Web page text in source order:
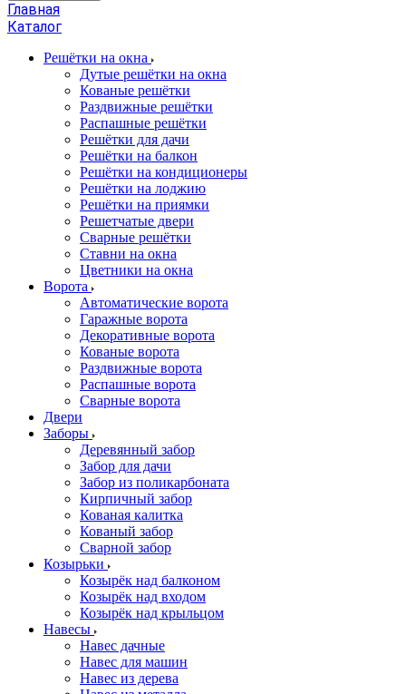
Главная
Каталог
Решётки на окна
Дутые решётки на окна
Кованые решётки
Раздвижные решётки
Распашные решётки
Решётки для дачи
Решётки на балкон
Решётки на кондиционеры
Решётки на лоджию
Решётки на приямки
Решетчатые двери
Сварные решётки
Ставни на окна
Цветники на окна
Ворота
Автоматические ворота
Гаражные ворота
Декоративные ворота
Кованые ворота
Раздвижные ворота
Распашные ворота
Сварные ворота
Двери
Заборы
Деревянный забор
Забор для дачи
Забор из поликарбоната
Кирпичный забор
Кованая калитка
Кованый забор
Сварной забор
Козырьки
Козырёк над балконом
Козырёк над входом
Козырёк над крыльцом
Навесы
Навес дачные
Навес для машин
Навес из дерева